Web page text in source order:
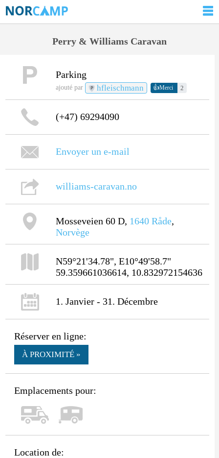
Perry & Williams Caravan
Parking
ajouté par hfleischmann 👍Merci 2
(+47) 69294090
Envoyer un e-mail
williams-caravan.no
Mosseveien 60 D, 1640 Råde,
Norvège
N59°21'34.78", E10°49'58.7"
59.359661036614, 10.832972154636
1. Janvier - 31. Décembre
Réserver en ligne:
À PROXIMITÉ »
Emplacements pour:
Location de: